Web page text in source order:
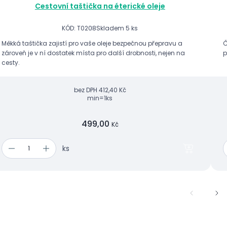
Cestovní taštička na éterické oleje
KÓD: T0208Skladem 5 ks
Měkká taštička zajistí pro vaše oleje bezpečnou přepravu a
zároveň je v ní dostatek místa pro další drobnosti, nejen na
cesty.
bez DPH 412,40 Kč
min=1ks
499,00 Kč
ks